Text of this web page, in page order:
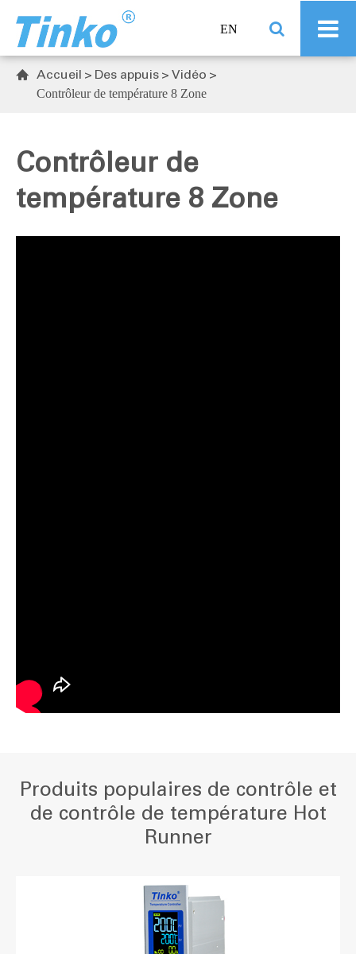
EN
 Accueil Des appuis Vidéo
Contrôleur de température 8 Zone
Contrôleur de
température 8 Zone
Produits populaires de contrôle et
de contrôle de température Hot
Runner